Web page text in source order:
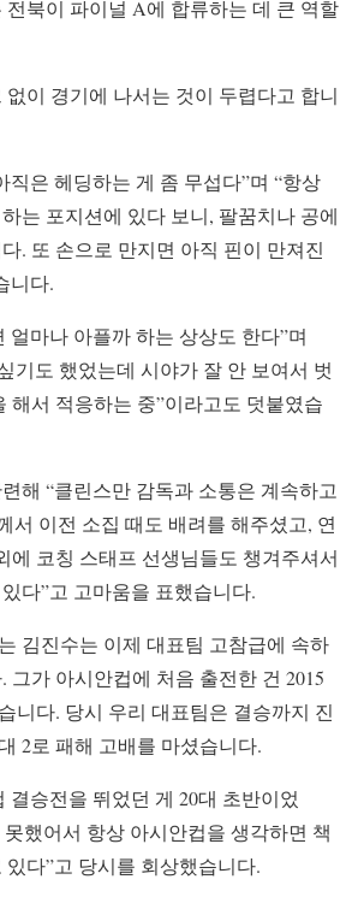
전북이 파이널 A에 합류하는 데 큰 역할
없이 경기에 나서는 것이 두렵다고 합니
직은 헤딩하는 게 좀 무섭다”며 “항상
는 포지션에 있다 보니, 팔꿈치나 공에
. 또 손으로 만지면 아직 핀이 만져진
니다.
얼마나 아플까 하는 상상도 한다”며
기도 했었는데 시야가 잘 안 보여서 벗
해서 적응하는 중”이라고도 덧붙였습
해 “클린스만 감독과 소통은 계속하고
서 이전 소집 때도 배려를 해주셨고, 연
에 코칭 스태프 선생님들도 챙겨주셔서
다”고 고마움을 표했습니다.
김진수는 이제 대표팀 고참급에 속하
그가 아시안컵에 처음 출전한 건 2015
니다. 당시 우리 대표팀은 결승까지 진
2로 패해 고배를 마셨습니다.
결승전을 뛰었던 게 20대 초반이었
못했어서 항상 아시안컵을 생각하면 책
다”고 당시를 회상했습니다.